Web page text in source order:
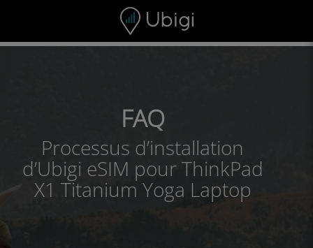
Barre de navigation
FAQ
Processus d’installation
d’Ubigi eSIM pour ThinkPad
X1 Titanium Yoga Laptop